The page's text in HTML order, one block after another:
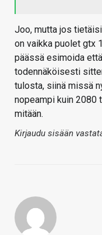
Joo, mutta jos
on vaikka puolet gtx
päässä esimoida
todennäköisesti
tulosta, siinä missä
nopeampi kuin 2080
mitään.
Kirjaudu sisään